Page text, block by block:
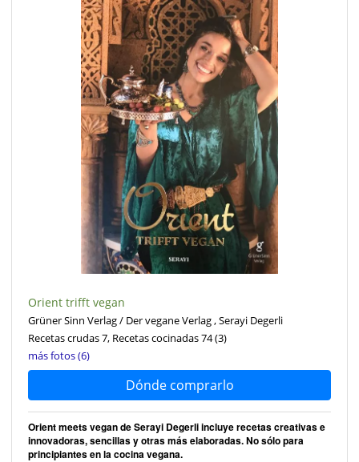
Orient trifft vegan
Grüner Sinn Verlag / Der vegane Verlag , Serayi Degerli
Recetas crudas 7, Recetas cocinadas 74(3)
más fotos (6)
Dónde comprarlo
Orient meets vegan de Serayi Degerli incluye recetas creativas e
innovadoras, sencillas y otras más elaboradas. No sólo para
principiantes en la cocina vegana.